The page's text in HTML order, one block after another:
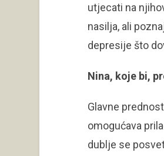
utjecati na
nasilja, ali
depresije što
Nina, koje bi,
Glavne
omogućava
dublje se